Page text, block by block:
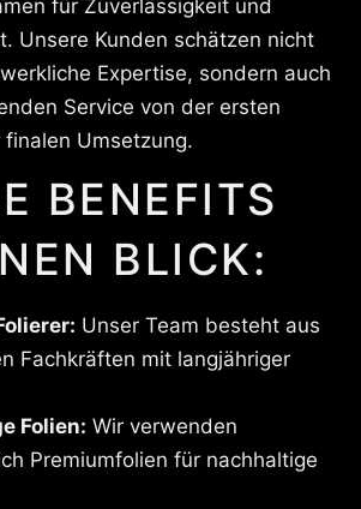
für Zuverlässigkeit und
Unsere Kunden schätzen nicht
Expertise, sondern auch
Service von der ersten
Umsetzung.
BENEFITS
BLICK:
Unser Team besteht aus
Fachkräften mit langjähriger
Folien: Wir verwenden
Premiumfolien für nachhaltige